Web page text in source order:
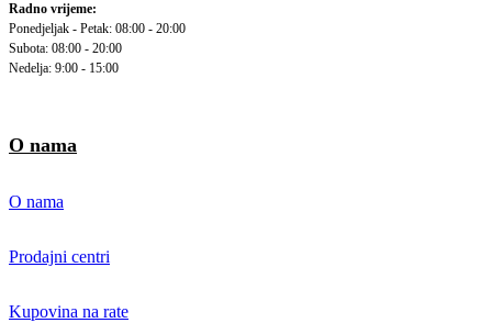
Radno vrijeme:
Ponedjeljak - Petak: 08:00 - 20:00
Subota: 08:00 - 20:00
Nedelja: 9:00 - 15:00
O nama
O nama
Prodajni centri
Kupovina na rate